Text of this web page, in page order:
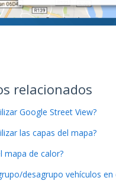
relacionados
Google Street View?
las capas del mapa?
mapa de calor?
desagrupo vehículos en